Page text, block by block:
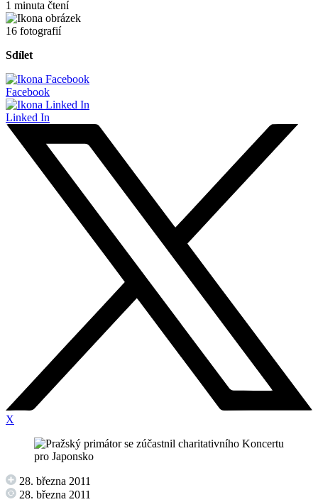
1 minuta čtení
16 fotografií
Sdílet
Facebook
Linked In
X
28. března 2011
28. března 2011